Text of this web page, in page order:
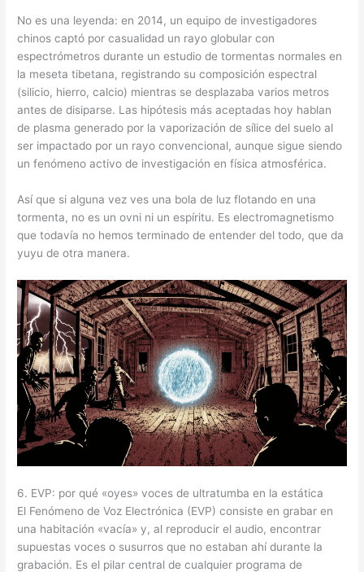
No es una leyenda: en 2014, un equipo de investigadores
chinos captó por casualidad un rayo globular con
espectrómetros durante un estudio de tormentas normales en
la meseta tibetana, registrando su composición espectral
(silicio, hierro, calcio) mientras se desplazaba varios metros
antes de disiparse. Las hipótesis más aceptadas hoy hablan
de plasma generado por la vaporización de sílice del suelo al
ser impactado por un rayo convencional, aunque sigue siendo
un fenómeno activo de investigación en física atmosférica.
Así que si alguna vez ves una bola de luz flotando en una
tormenta, no es un ovni ni un espíritu. Es electromagnetismo
que todavía no hemos terminado de entender del todo, que da
yuyu de otra manera.
6. EVP: por qué «oyes» voces de ultratumba en la estática
El Fenómeno de Voz Electrónica (EVP) consiste en grabar en
una habitación «vacía» y, al reproducir el audio, encontrar
supuestas voces o susurros que no estaban ahí durante la
grabación. Es el pilar central de cualquier programa de